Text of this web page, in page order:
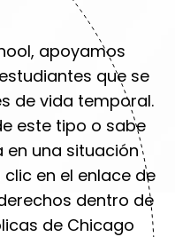
apoyamos
que se
de vida temporal.
este tipo o sabe
en una situación
en el enlace de
dentro de
de Chicago